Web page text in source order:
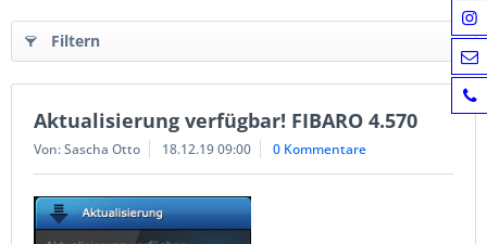
Filtern
Aktualisierung verfügbar! FIBARO 4.570
Von: Sascha Otto 18.12.19 09:00 0 Kommentare